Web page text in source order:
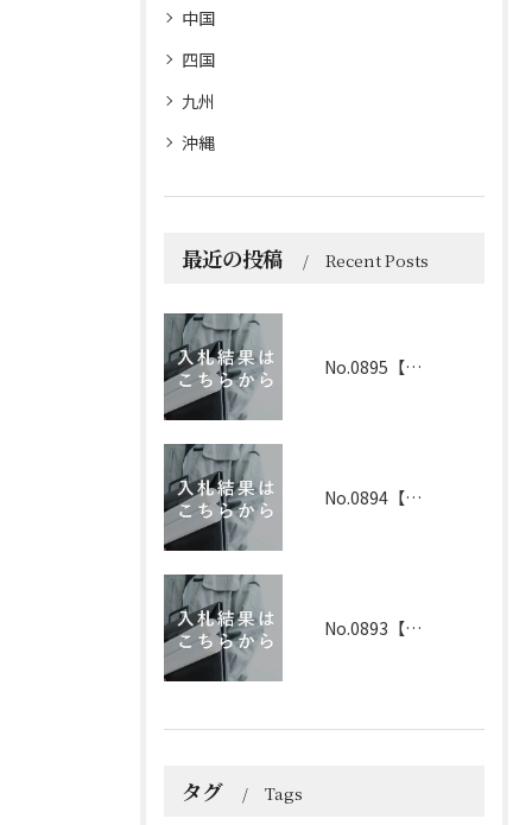
中国
四国
九州
沖縄
最近の投稿 Recent Posts
No.0895【京都】2026年6月1日 入札結果
No.0894【兵庫】2026年3月19日 入札結果
No.0893【兵庫】2026年3月25日 入札結果
タグ Tags